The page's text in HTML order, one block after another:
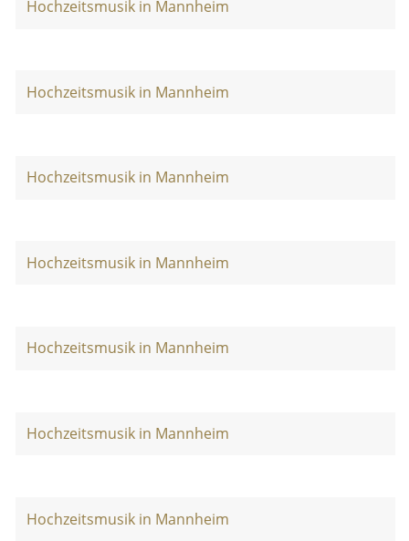
Hochzeitsmusik in Mannheim
Hochzeitsmusik in Mannheim
Hochzeitsmusik in Mannheim
Hochzeitsmusik in Mannheim
Hochzeitsmusik in Mannheim
Hochzeitsmusik in Mannheim
Hochzeitsmusik in Mannheim